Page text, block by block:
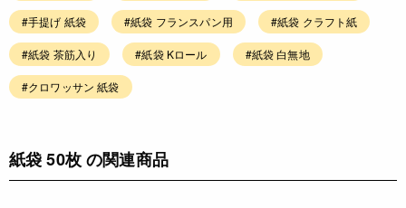
#手提げ 紙袋 #紙袋 フランスパン用 #紙袋 クラフト紙
#紙袋 茶筋入り #紙袋 Kロール #紙袋 白無地
#クロワッサン 紙袋
紙袋 50枚 の関連商品